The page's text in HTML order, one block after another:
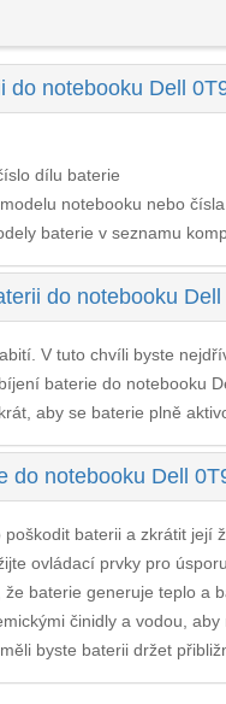
do notebooku Dell
dílu baterie
notebooku nebo
baterie v seznamu
do notebooku
V tuto chvíli byste
baterie do notebooku
aby se baterie plně
do notebooku Dell
baterii a zkrátit její
ovládací prvky pro
baterie generuje teplo a
činidly a vodou,
byste baterii držet